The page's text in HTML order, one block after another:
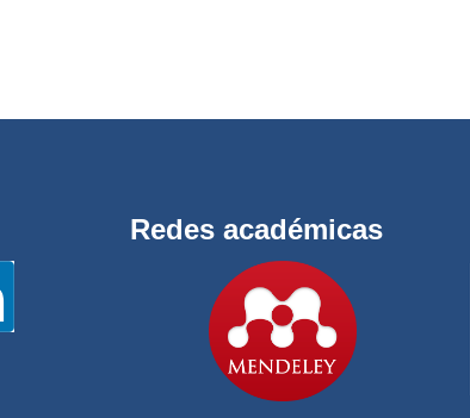
Redes académicas